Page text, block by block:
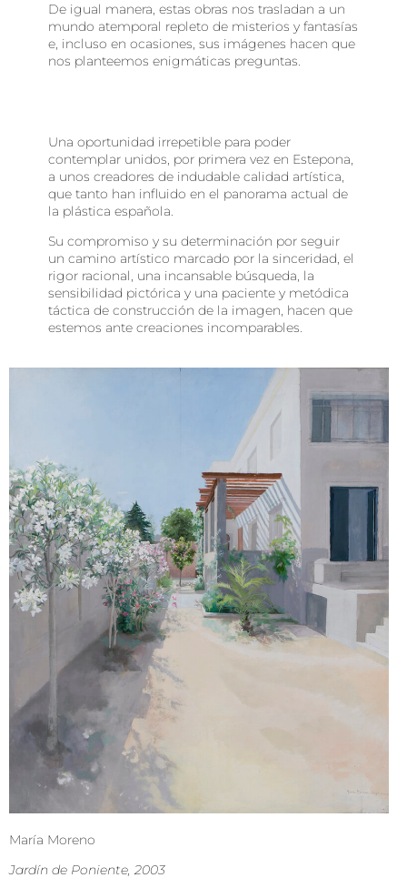
De igual manera, estas obras nos trasladan a un
mundo atemporal repleto de misterios y fantasías
e, incluso en ocasiones, sus imágenes hacen que
nos planteemos enigmáticas preguntas.
Una oportunidad irrepetible para poder
contemplar unidos, por primera vez en Estepona,
a unos creadores de indudable calidad artística,
que tanto han influido en el panorama actual de
la plástica española.
Su compromiso y su determinación por seguir
un camino artístico marcado por la sinceridad, el
rigor racional, una incansable búsqueda, la
sensibilidad pictórica y una paciente y metódica
táctica de construcción de la imagen, hacen que
estemos ante creaciones incomparables.
María Moreno
Jardín de Poniente, 2003